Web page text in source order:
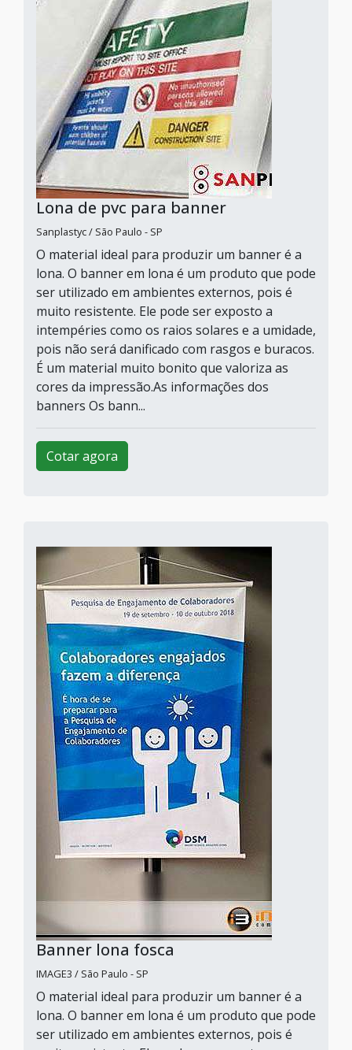
Lona de pvc para banner
Sanplastyc / São Paulo - SP
O material ideal para produzir um banner é a
lona. O banner em lona é um produto que pode
ser utilizado em ambientes externos, pois é
muito resistente. Ele pode ser exposto a
intempéries como os raios solares e a umidade,
pois não será danificado com rasgos e buracos.
É um material muito bonito que valoriza as
cores da impressão.As informações dos
banners Os bann...
Cotar agora
Banner lona fosca
IMAGE3 / São Paulo - SP
O material ideal para produzir um banner é a
lona. O banner em lona é um produto que pode
ser utilizado em ambientes externos, pois é